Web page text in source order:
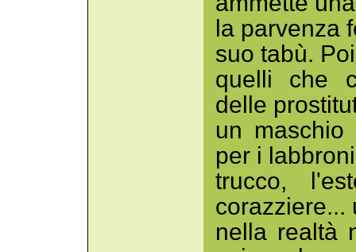
la parvenza
suo tabù.
quelli che
delle
un
per i
trucco,
corazziere...
nella realtà